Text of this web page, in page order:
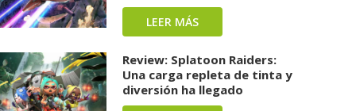
LEER MÁS
Review: Splatoon Raiders:
Una carga repleta de tinta y
diversión ha llegado